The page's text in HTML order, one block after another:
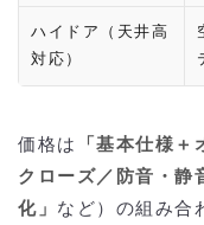
ハイドア（天井高
対応）
価格は
「基本仕様
クローズ／防音・静
化」 など）の組み合